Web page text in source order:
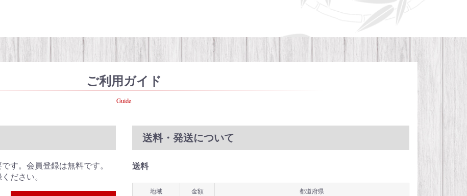
ご利用ガイド
Guide
す。会員登録は無料です。
ださい。
送料・発送について
送料
地域 金額 都道府県